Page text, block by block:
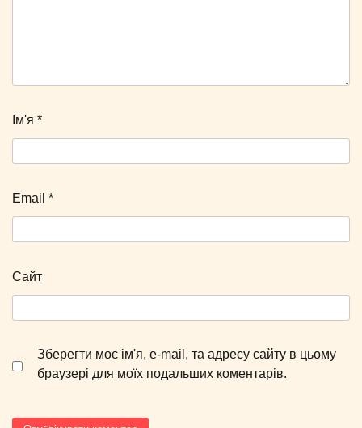
Ім'я *
Email *
Сайт
Зберегти моє ім'я, e-mail, та адресу сайту в цьому
браузері для моїх подальших коментарів.